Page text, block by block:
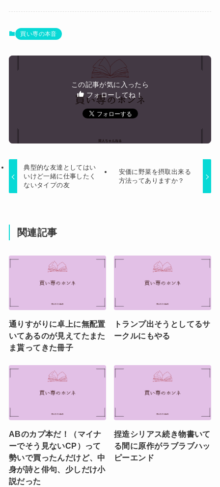
【衝撃】ハンターハンター、とんでもねえ伏線が
ヒだった模様！
町の弁当屋「申し訳ないが消費税1%になったらそ
【画像】石川佳純さん(31)の体、エッッッッッッ
ッッッッッッッッッッッ！
【速報】熊本イオンモール、爆発の原因は『こ
Powered by livedoor 相互RSS
買い専の本音
この記事が気に入ったら
フォローしてね！
典型的な友達としてはい
いけど一緒に仕事したく
ないタイプの友
安価に野菜を摂取出来る
方法ってありますか？
関連記事
通りすがりに卓上に無配置
いてあるのが見えてたまた
ま貰ってきた冊子
トランプ出そうとしてるサ
ークルにもやる
ABのカプ本だ！（マイナ
ーでそう見ないCP）って
勢いで買ったんだけど、中
身が詩と俳句、少しだけ小
説だった
捏造シリアス続き物書いて
る間に原作がラブラブハッ
ピーエンド